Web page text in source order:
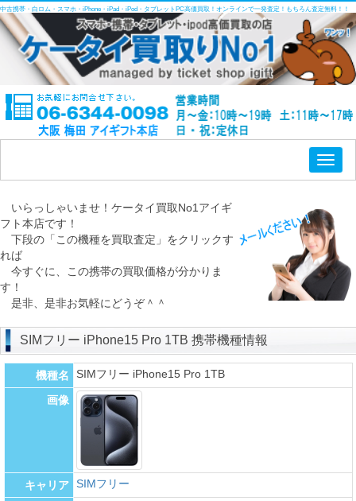
中古携帯・白ロム・スマホ・iPhone・iPad・iPod・タブレットPC高価買取！オンラインで一発査定！もちろん査定無料！！
いらっしゃいませ！ケータイ買取No1アイギ
フト本店です！
下段の「この機種を買取査定」をクリックす
れば
今すぐに、この携帯の買取価格が分かりま
す！
是非、是非お気軽にどうぞ＾＾
SIMフリー iPhone15 Pro 1TB 携帯機種情報
機種名 SIMフリー iPhone15 Pro 1TB
画像
キャリア SIMフリー